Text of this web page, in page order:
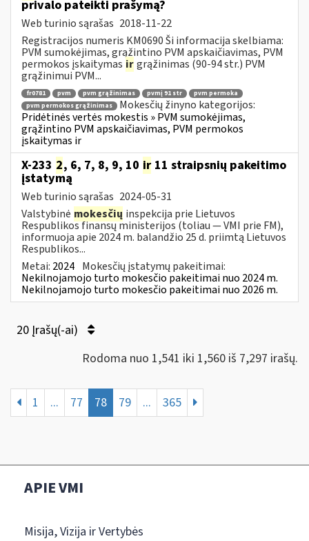
privalo pateikti prašymą?
Web turinio sąrašas 2018-11-22
Registracijos numeris KM0690 Ši informacija skelbiama:
PVM sumokėjimas, grąžintino PVM apskaičiavimas, PVM
permokos įskaitymas irgrąžinimas (90-94 str.) PVM
grąžinimui PVM...
fr0781 pvm pvm grąžinimas pvmį 91 str
pvm permoka
pvm permokos grąžinimas
Mokesčių žinyno kategorijos:
Pridėtinės vertės mokestis » PVM sumokėjimas,
grąžintino PVM apskaičiavimas, PVM permokos
įskaitymas ir
X-233 2, 6, 7, 8, 9, 10 ir 11 straipsnių pakeitimo
įstatymą
Web turinio sąrašas 2024-05-31
Valstybinė mokesčių inspekcija prie Lietuvos
Respublikos finansų ministerijos (toliau — VMI prie FM),
informuoja apie 2024 m. balandžio 25 d. priimtą Lietuvos
Respublikos...
Metai: 2024 Mokesčių įstatymų pakeitimai:
Nekilnojamojo turto mokesčio pakeitimai nuo 2024 m.
Nekilnojamojo turto mokesčio pakeitimai nuo 2026 m.
20 Įrašų(-ai)
Rodoma nuo 1,541 iki 1,560 iš 7,297 irašų.
1 ... 77 78 79 ... 365
APIE VMI
Misija, Vizija ir Vertybės